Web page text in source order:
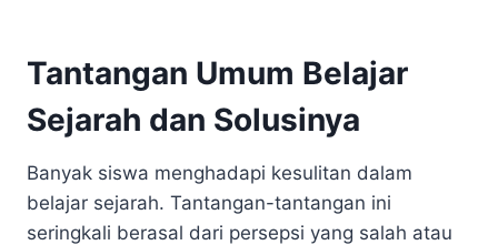
Tantangan Umum Belajar
Sejarah dan Solusinya
Banyak siswa menghadapi kesulitan dalam
belajar sejarah. Tantangan-tantangan ini
seringkali berasal dari persepsi yang salah atau